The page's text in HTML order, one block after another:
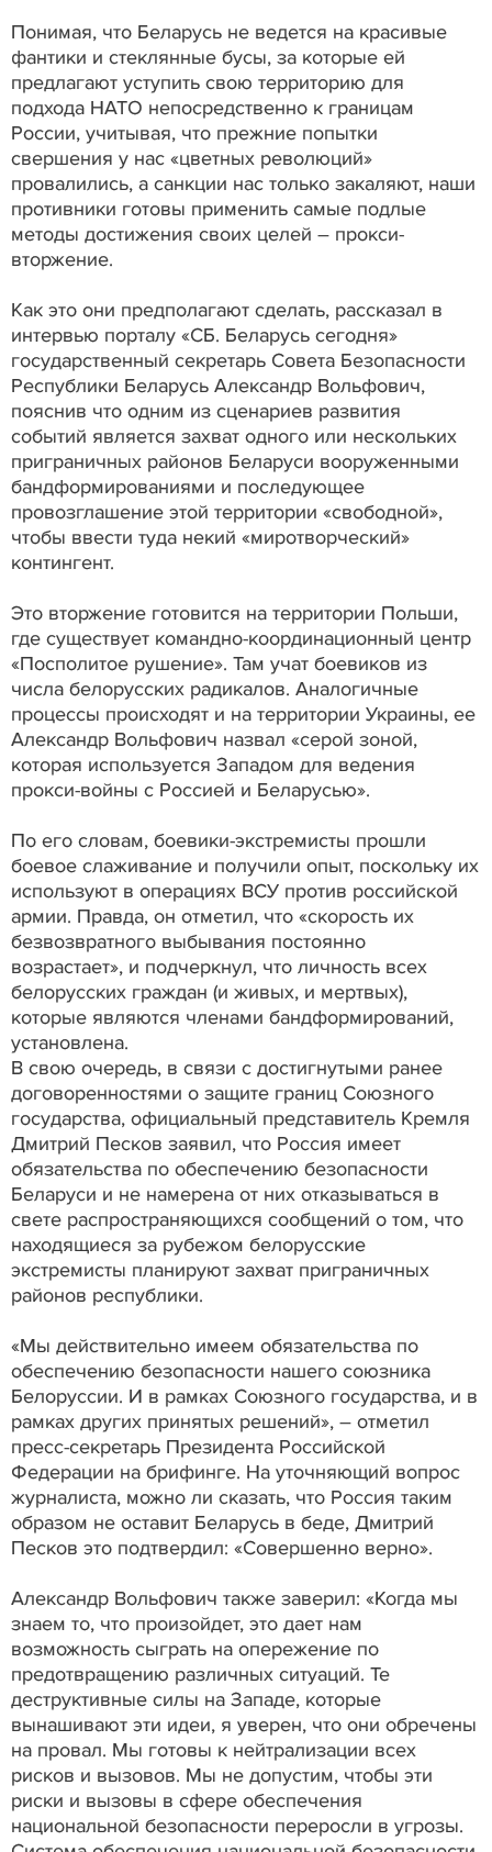
Понимая, что Беларусь не ведется на красивые
фантики и стеклянные бусы, за которые ей
предлагают уступить свою территорию для
подхода НАТО непосредственно к границам
России, учитывая, что прежние попытки
свершения у нас «цветных революций»
провалились, а санкции нас только закаляют, наши
противники готовы применить самые подлые
методы достижения своих целей – прокси-
вторжение.
Как это они предполагают сделать, рассказал в
интервью порталу «СБ. Беларусь сегодня»
государственный секретарь Совета Безопасности
Республики Беларусь Александр Вольфович,
пояснив что одним из сценариев развития
событий является захват одного или нескольких
приграничных районов Беларуси вооруженными
бандформированиями и последующее
провозглашение этой территории «свободной»,
чтобы ввести туда некий «миротворческий»
контингент.
Это вторжение готовится на территории Польши,
где существует командно-координационный центр
«Посполитое рушение». Там учат боевиков из
числа белорусских радикалов. Аналогичные
процессы происходят и на территории Украины, ее
Александр Вольфович назвал «серой зоной,
которая используется Западом для ведения
прокси-войны с Россией и Беларусью».
По его словам, боевики-экстремисты прошли
боевое слаживание и получили опыт, поскольку их
используют в операциях ВСУ против российской
армии. Правда, он отметил, что «скорость их
безвозвратного выбывания постоянно
возрастает», и подчеркнул, что личность всех
белорусских граждан (и живых, и мертвых),
которые являются членами бандформирований,
установлена.
В свою очередь, в связи с достигнутыми ранее
договоренностями о защите границ Союзного
государства, официальный представитель Кремля
Дмитрий Песков заявил, что Россия имеет
обязательства по обеспечению безопасности
Беларуси и не намерена от них отказываться в
свете распространяющихся сообщений о том, что
находящиеся за рубежом белорусские
экстремисты планируют захват приграничных
районов республики.
«Мы действительно имеем обязательства по
обеспечению безопасности нашего союзника
Белоруссии. И в рамках Союзного государства, и в
рамках других принятых решений», – отметил
пресс-секретарь Президента Российской
Федерации на брифинге. На уточняющий вопрос
журналиста, можно ли сказать, что Россия таким
образом не оставит Беларусь в беде, Дмитрий
Песков это подтвердил: «Совершенно верно».
Александр Вольфович также заверил: «Когда мы
знаем то, что произойдет, это дает нам
возможность сыграть на опережение по
предотвращению различных ситуаций. Те
деструктивные силы на Западе, которые
вынашивают эти идеи, я уверен, что они обречены
на провал. Мы готовы к нейтрализации всех
рисков и вызовов. Мы не допустим, чтобы эти
риски и вызовы в сфере обеспечения
национальной безопасности переросли в угрозы.